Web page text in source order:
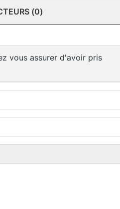
(0)
vous assurer d'avoir pris